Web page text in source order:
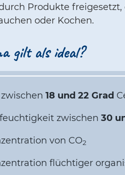
Produkte
oder Kochen.
gilt als ideal?
18 und 22 Grad
zwischen30
von CO2
flüchtiger